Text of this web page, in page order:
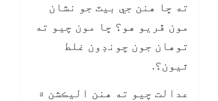
ته ڇا هنن جي بيٽ جو نشان
مون ڦريو هو؟ ڇا مون چيو ته
توهان جون چونڊون غلط
ٿيون؟.
عدالت چيو ته هنن اليڪشن ۾